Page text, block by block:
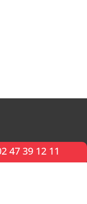
47 39 12 11